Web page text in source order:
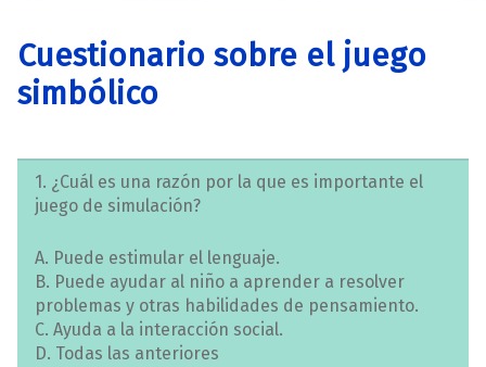
Cuestionario sobre el juego
simbólico
1. ¿Cuál es una razón por la que es importante el
juego de simulación?
A. Puede estimular el lenguaje.
B. Puede ayudar al niño a aprender a resolver
problemas y otras habilidades de pensamiento.
C. Ayuda a la interacción social.
D. Todas las anteriores